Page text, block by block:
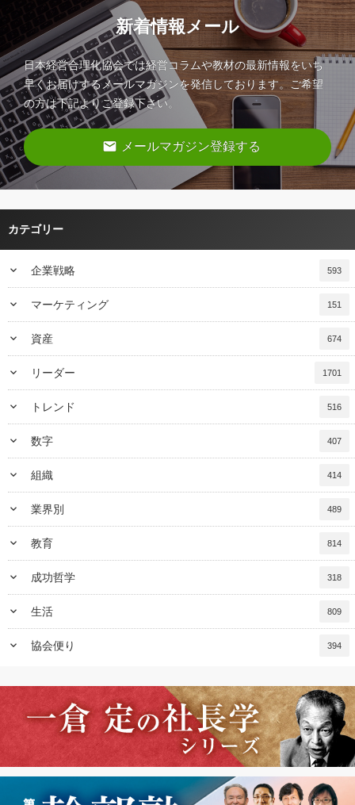
新着情報メール
日本経営合理化協会では経営コラムや教材の最新情報をいち
早くお届けするメールマガジンを発信しております。ご希望
の方は下記よりご登録下さい。
email メールマガジン登録する
カテゴリー
keyboard_arrow_down 企業戦略 593
keyboard_arrow_down マーケティング 151
keyboard_arrow_down 資産 674
keyboard_arrow_down リーダー 1701
keyboard_arrow_down トレンド 516
keyboard_arrow_down 数字 407
keyboard_arrow_down 組織 414
keyboard_arrow_down 業界別 489
keyboard_arrow_down 教育 814
keyboard_arrow_down 成功哲学 318
keyboard_arrow_down 生活 809
keyboard_arrow_down 協会便り 394